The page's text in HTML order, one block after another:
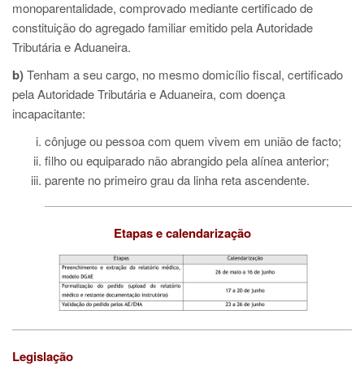
monoparentalidade, comprovado mediante certificado de
constituição do agregado familiar emitido pela Autoridade
Tributária e Aduaneira.
b)Tenham a seu cargo, no mesmo domicílio fiscal, certificado
pela Autoridade Tributária e Aduaneira, com doença
incapacitante:
cônjuge ou pessoa com quem vivem em união de facto;
filho ou equiparado não abrangido pela alínea anterior;
parente no primeiro grau da linha reta ascendente.
Etapas e calendarização
Legislação